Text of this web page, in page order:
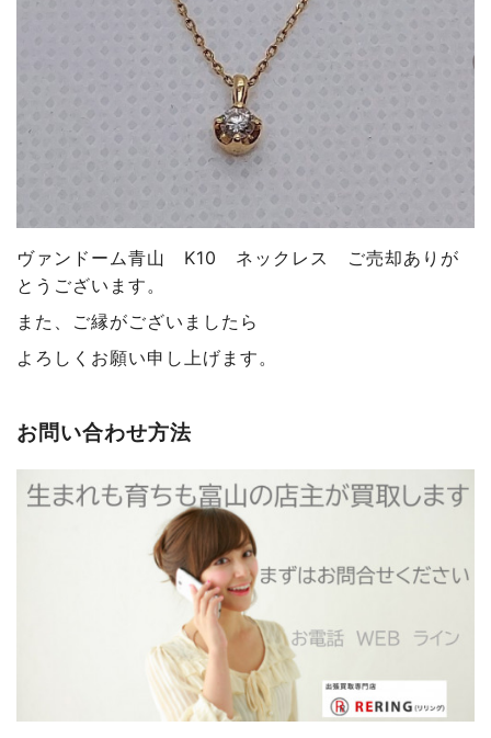
ヴァンドーム青山 K10 ネックレス ご売却ありが
とうございます。
また、ご縁がございましたら
よろしくお願い申し上げます。
お問い合わせ方法